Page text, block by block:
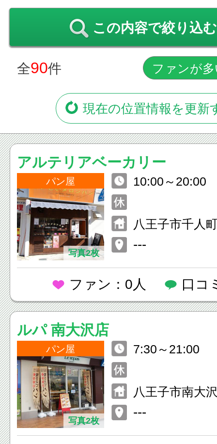
この内容で絞り込む
全90件
現在の位置情報を更新
アルテリアベーカリー
パン屋
写真2枚
10:00～20:00
八王子市千人
---
ファン：0人 口コ
ルパ 南大沢店
パン屋
写真2枚
7:30～21:00
八王子市南大
---